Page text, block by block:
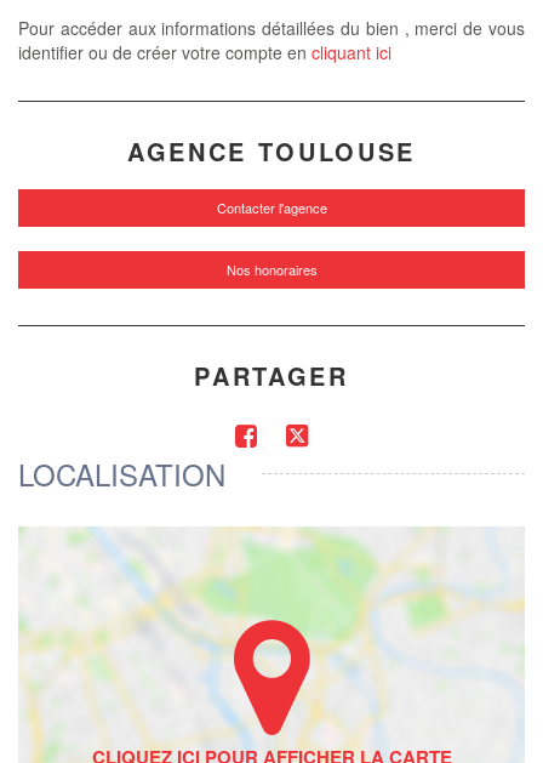
Pour accéder aux informations détaillées du bien , merci de vous
identifier ou de créer votre compte en cliquant ici
AGENCE TOULOUSE
Contacter l'agence
Nos honoraires
PARTAGER
LOCALISATION